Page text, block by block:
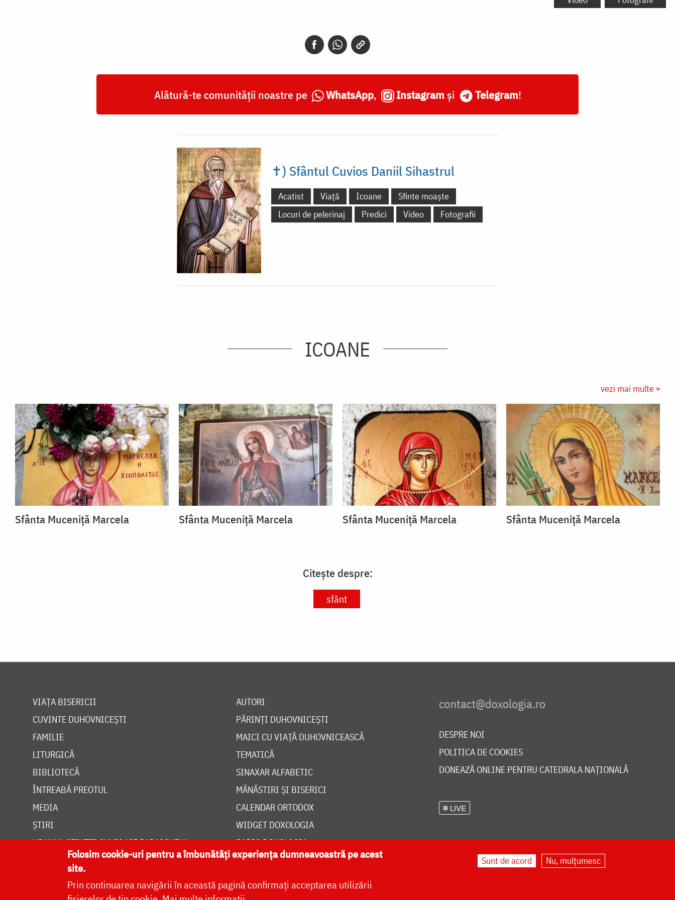
Alătură-te comunității noastre pe WhatsApp, Instagram și Telegram!
✝) Sfântul Cuvios Daniil Sihastrul
Acatist Viață Icoane
Sfinte moaște
Locuri de pelerinaj
Predici Video Fotografii
ICOANE
vezi mai multe »
Sfânta Muceniță Marcela Sfânta Muceniță Marcela Sfânta Muceniță Marcela Sfânta Muceniță Marcela
Citește despre:
sfânt
VIAȚA BISERICII
CUVINTE DUHOVNICEȘTI
FAMILIE
LITURGICĂ
BIBLIOTECĂ
ÎNTREABĂ PREOTUL
MEDIA
ȘTIRI
HRAMUL SFINTEI CUVIOASE PARASCHEVA
AUTORI
PĂRINȚI DUHOVNICEȘTI
MAICI CU VIAȚĂ DUHOVNICEASCĂ
TEMATICĂ
SINAXAR ALFABETIC
MĂNĂSTIRI ȘI BISERICI
CALENDAR ORTODOX
WIDGET DOXOLOGIA
RADIO DOXOLOGIA
DESPRE NOI
POLITICA DE COOKIES
DONEAZĂ ONLINE PENTRU CATEDRALA NAȚIONALĂ
LIVE
Folosim cookie-uri pentru a îmbunătăți experiența dumneavoastră pe acest
site.
Prin continuarea navigării în această pagină confirmați acceptarea utilizării
Sunt de acord Nu, mulțumesc